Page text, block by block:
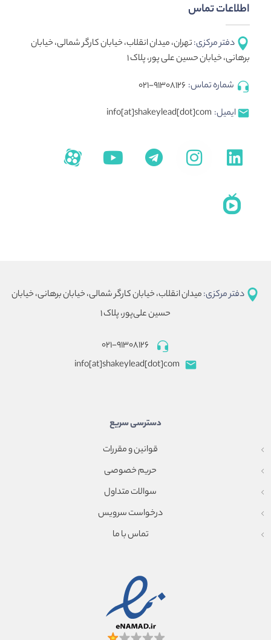
اطلاعات تماس
دفتر مرکزی:تهران، میدان انقلاب، خیابان کارگر شمالی، خیابان
برهانی، خیابان حسین علی پور، پلاک ۱
شماره تماس: ۹۱۳۰۸۱۲۶-۰۲۱
ایمیل:
دفتر مرکزی:میدان انقلاب، خیابان کارگر شمالی، خیابان برهانی، خیابان
حسین علی‌پور، پلاک ۱
۰۲۱-۹۱۳۰۸۱۲۶
دسترسی سریع
قوانین و مقررات
حریم خصوصی
سوالات متداول
درخواست سرویس
تماس با ما